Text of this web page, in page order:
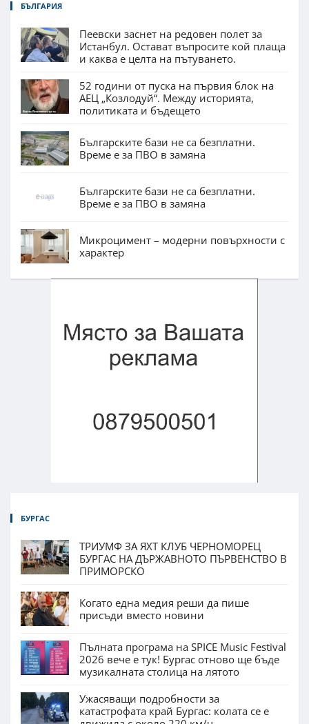
БЪЛГАРИЯ
Пеевски заснет на редовен полет за
Истанбул. Остават въпросите кой плаща
и каква е целта на пътуването.
52 години от пуска на първия блок на
АЕЦ „Козлодуй“. Между историята,
политиката и бъдещето
Българските бази не са безплатни.
Време е за ПВО в замяна
Българските бази не са безплатни.
Време е за ПВО в замяна
Микроцимент – модерни повърхности с
характер
БУРГАС
ТРИУМФ ЗА ЯХТ КЛУБ ЧЕРНОМОРЕЦ
БУРГАС НА ДЪРЖАВНОТО ПЪРВЕНСТВО В
ПРИМОРСКО
Когато една медия реши да пише
присъди вместо новини
Пълната програма на SPICE Music Festival
2026 вече е тук! Бургас отново ще бъде
музикалната столица на лятото
Ужасяващи подробности за
катастрофата край Бургас: колата се е